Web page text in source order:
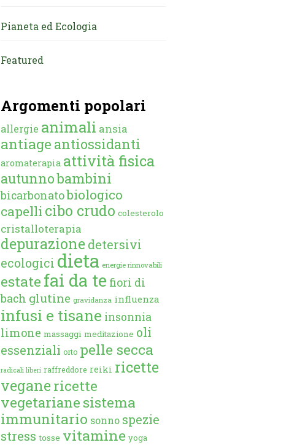
Pianeta ed Ecologia
Featured
Argomenti popolari
allergie animali ansia
antiage antiossidanti
aromaterapia attività fisica
autunnobambini
bicarbonatobiologico
capelli cibo crudo colesterolo
cristalloterapia
depurazione detersivi
ecologici dieta energie rinnovabili
estate fai da te fiori di
bach glutine gravidanza influenza
infusi e tisane insonnia
limone massaggi meditazione oli
essenziali orto pelle secca
radicali liberi raffreddore reiki ricette
veganericette
vegetariane sistema
immunitario sonno spezie
stress tosse vitamine yoga